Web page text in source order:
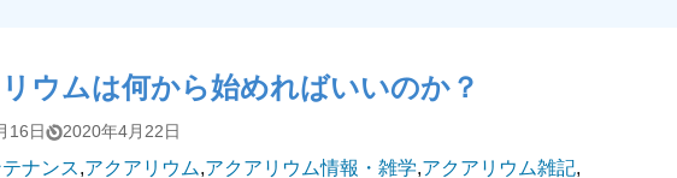
ウムは何から始めればいいのか？
16日 2020年4月22日
ナンス,アクアリウム,アクアリウム情報・雑学,アクアリウム雑記,